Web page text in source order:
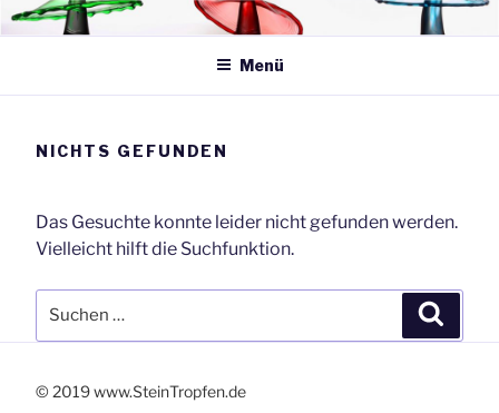
Zum
InhaltSteinTropfen.de
Menü
NICHTS GEFUNDEN
Das Gesuchte konnte leider nicht gefunden werden.
Vielleicht hilft die Suchfunktion.
nach:
© 2019 www.SteinTropfen.de